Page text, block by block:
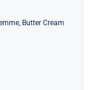
Butter Cream